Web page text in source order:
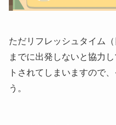
ただリフレッシュタイム
までに出発しないと協力
トされてしまいますので
う。